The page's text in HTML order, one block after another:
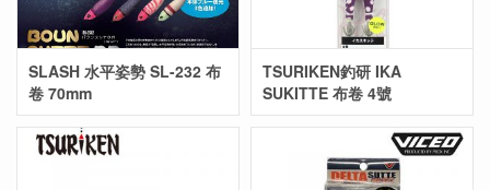
SLASH 水平姿勢 SL-232 布
卷 70mm
TSURIKEN釣研 IKA
SUKITTE 布卷 4號